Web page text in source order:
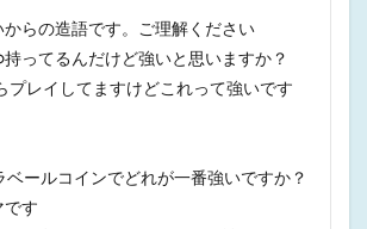
の造語です。ご理解ください
持ってるんだけど強いと思いますか？
レイしてますけどこれって強いです
ベールコインでどれが一番強いですか？
す